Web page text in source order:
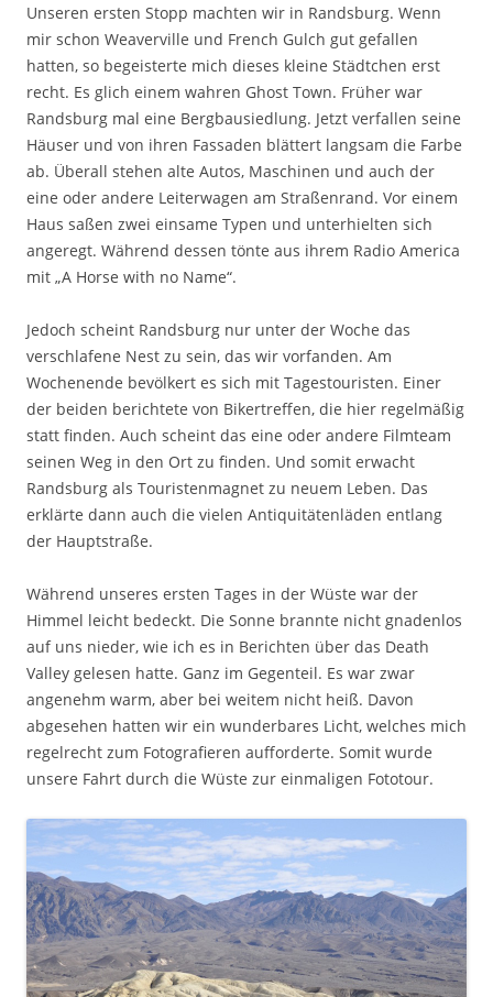
Unseren ersten Stopp machten wir in Randsburg. Wenn
mir schon Weaverville und French Gulch gut gefallen
hatten, so begeisterte mich dieses kleine Städtchen erst
recht. Es glich einem wahren Ghost Town. Früher war
Randsburg mal eine Bergbausiedlung. Jetzt verfallen seine
Häuser und von ihren Fassaden blättert langsam die Farbe
ab. Überall stehen alte Autos, Maschinen und auch der
eine oder andere Leiterwagen am Straßenrand. Vor einem
Haus saßen zwei einsame Typen und unterhielten sich
angeregt. Während dessen tönte aus ihrem Radio America
mit „A Horse with no Name“.
Jedoch scheint Randsburg nur unter der Woche das
verschlafene Nest zu sein, das wir vorfanden. Am
Wochenende bevölkert es sich mit Tagestouristen. Einer
der beiden berichtete von Bikertreffen, die hier regelmäßig
statt finden. Auch scheint das eine oder andere Filmteam
seinen Weg in den Ort zu finden. Und somit erwacht
Randsburg als Touristenmagnet zu neuem Leben. Das
erklärte dann auch die vielen Antiquitätenläden entlang
der Hauptstraße.
Während unseres ersten Tages in der Wüste war der
Himmel leicht bedeckt. Die Sonne brannte nicht gnadenlos
auf uns nieder, wie ich es in Berichten über das Death
Valley gelesen hatte. Ganz im Gegenteil. Es war zwar
angenehm warm, aber bei weitem nicht heiß. Davon
abgesehen hatten wir ein wunderbares Licht, welches mich
regelrecht zum Fotografieren aufforderte. Somit wurde
unsere Fahrt durch die Wüste zur einmaligen Fototour.